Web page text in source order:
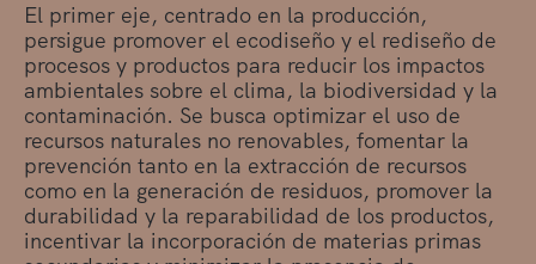
El primer eje, centrado en la producción,
persigue promover el ecodiseño y el rediseño de
procesos y productos para reducir los impactos
ambientales sobre el clima, la biodiversidad y la
contaminación. Se busca optimizar el uso de
recursos naturales no renovables, fomentar la
prevención tanto en la extracción de recursos
como en la generación de residuos, promover la
durabilidad y la reparabilidad de los productos,
incentivar la incorporación de materias primas